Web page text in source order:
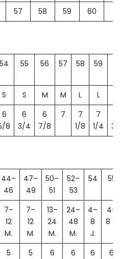
57 58 59 60
54 55 56 57 58 59
S S M M L L
6
8
6
3/4
6
7/8
7
7
1/8
7
1/4
44–
46
47–
49
50–
51
52–
53
54 55
7–
12
M.
7–
12
M.
13–
24
M.
24–
48
M.
4–
8
J.
4–
8 J.
5
5
6
6
6
6